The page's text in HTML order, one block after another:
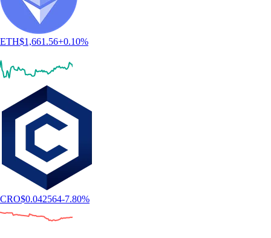
ETH$1,661.56+0.10%
CRO$0.042564-7.80%